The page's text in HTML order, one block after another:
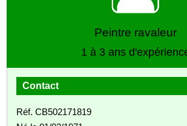
Peintre ravaleur
1 à 3 ans
Contact
Réf. CB502171819